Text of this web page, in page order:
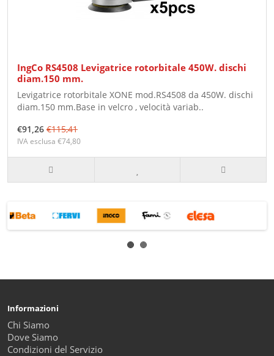
IngCo RS4508 Levigatrice rotorbitale 450W. dischi
diam.150 mm.
Levigatrice rotorbitale XONE mod.RS4508 da 450W. dischi
diam.150 mm.Base in velcro , velocità variab..
€91,26 €115,41
IVA esclusa €74,80
Informazioni
Chi Siamo
Dove Siamo
Condizioni del Servizio